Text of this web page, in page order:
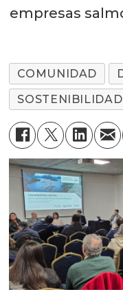
empresas
COMUNIDAD
SOSTENIBILIDAD